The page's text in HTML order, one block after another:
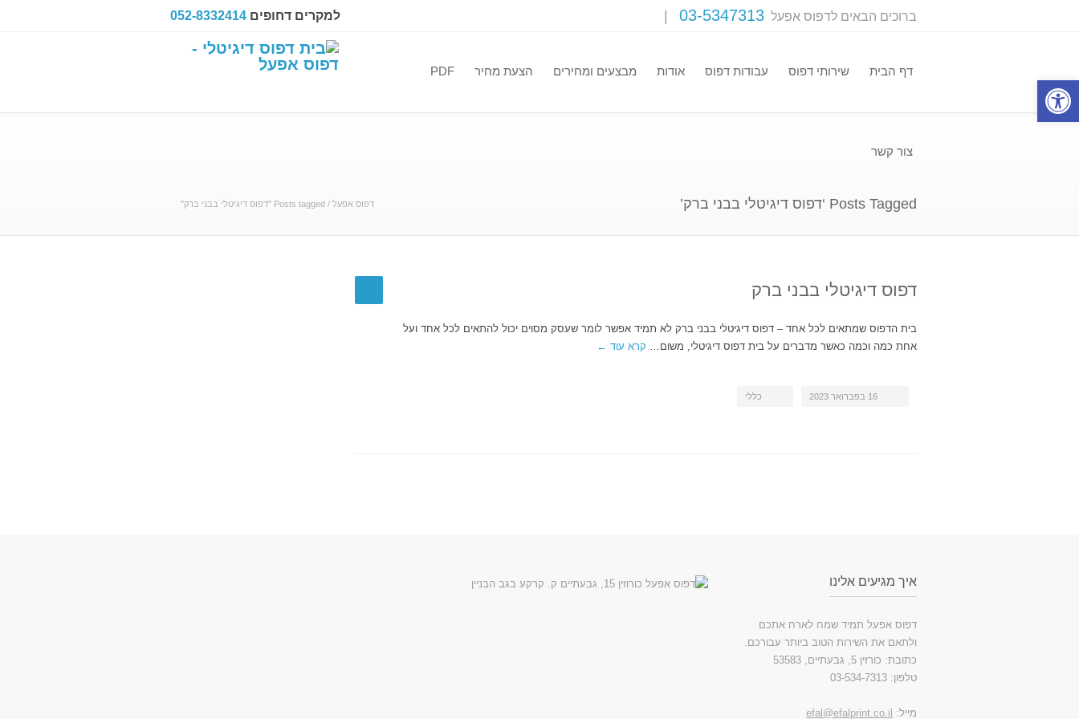
ברוכים הבאים לדפוס אפעל 03-5347313 למקרים דחופים 052-8332414
דף הבית שירותי דפוס עבודות דפוס אודות מבצעים ומחירים הצעת מחיר PDF
צור קשר
Posts Tagged ‘דפוס דיגיטלי בבני ברק’ דפוס אפעל / Posts tagged "דפוס דיגיטלי בבני ברק"
דפוס דיגיטלי בבני ברק
בית הדפוס שמתאים לכל אחד – דפוס דיגיטלי בבני ברק לא תמיד אפשר לומר שעסק מסוים יכול להתאים לכל אחד ועל
אחת כמה וכמה כאשר מדברים על בית דפוס דיגיטלי, משום… קרא עוד ←
16 בפברואר 2023 כללי
איך מגיעים אלינו
דפוס אפעל תמיד שמח לארח אתכם
ולתאם את השירות הטוב ביותר עבורכם.
כתובת: כורזין 5, גבעתיים, 53583
טלפון: 03-534-7313
מייל: efal@efalprint.co.il
פתח סרגל נגישות